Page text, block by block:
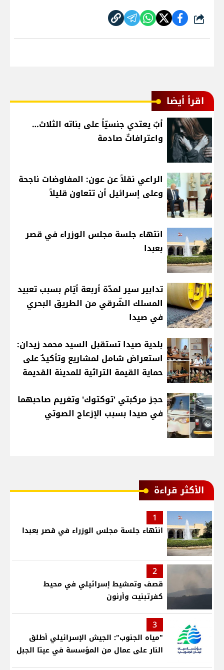
شارك
اقرأ أيضا
أبٌ يعتدي جنسيّاً على بناته الثلاث…
واعترافاتٌ صادمة
الراعي نقلاً عن عون: المفاوضات ناجحة
وعلى إسرائيل أن تتعاون قليلاً
انتهاء جلسة مجلس الوزراء في قصر
بعبدا
تدابير سير لمدّة أربعة أيّام بسبب تعبيد
المسلك الشّرقي من الطريق البحري
في صيدا
بلدية صيدا تستقبل السيد محمد زيدان:
استعراض شامل لمشاريع وتأكيدٌ على
حماية القيمة التراثية للمدينة القديمة
حجز مركبتي 'توكتوك' وتغريم صاحبهما
في صيدا بسبب الإزعاج الصوتي
الأكثر قراءة
1
انتهاء جلسة مجلس الوزراء في قصر بعبدا
2
قصف وتمشيط إسرائيلي في محيط
كفرتبنيت وأرنون
3
"مياه الجنوب": الجيش الإسرائيلي أطلق
النار على عمال من المؤسسة في عيتا الجبل